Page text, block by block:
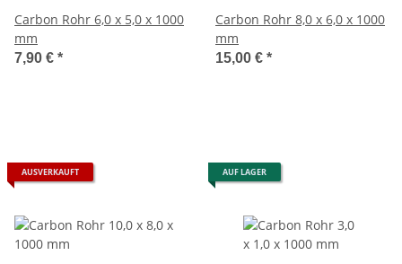
Carbon Rohr 6,0 x 5,0 x 1000
mm
7,90 € *
Carbon Rohr 8,0 x 6,0 x 1000
mm
15,00 € *
AUSVERKAUFT AUF LAGER